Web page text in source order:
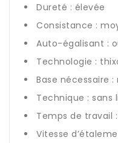
Dureté : élevée
Consistance :
Auto-égalisant :
Technologie :
Base nécessaire :
Technique : sans
Temps de travail
Vitesse